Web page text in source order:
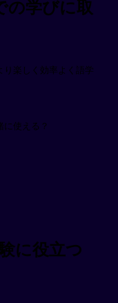
の学びに取
り楽しく効率よく語学
使える？
に役立つ